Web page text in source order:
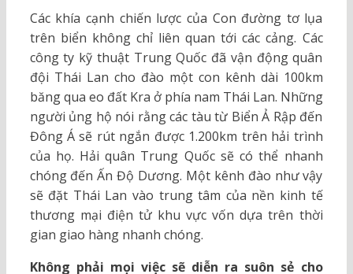
Các khía cạnh chiến lược của Con đường tơ lụa
trên biển không chỉ liên quan tới các cảng. Các
công ty kỹ thuật Trung Quốc đã vận động quân
đội Thái Lan cho đào một con kênh dài 100km
băng qua eo đất Kra ở phía nam Thái Lan. Những
người ủng hộ nói rằng các tàu từ Biển Ả Rập đến
Đông Á sẽ rút ngắn được 1.200km trên hải trình
của họ. Hải quân Trung Quốc sẽ có thể nhanh
chóng đến Ấn Độ Dương. Một kênh đào như vậy
sẽ đặt Thái Lan vào trung tâm của nền kinh tế
thương mại điện tử khu vực vốn dựa trên thời
gian giao hàng nhanh chóng.
Không phải mọi việc sẽ diễn ra suôn sẻ cho